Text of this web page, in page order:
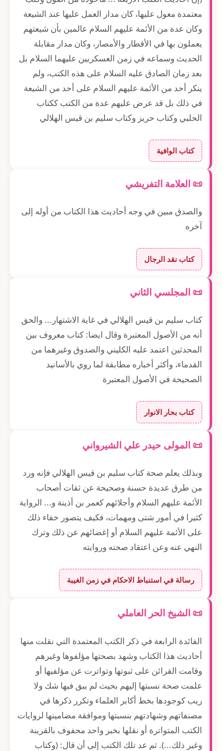
معتمدة معول عليها، كان مدار العمل عليها عند الشيعة
وكان عدة من الأئمة عليهم السلام عالمين بأن شيعتهم
يعملون بها في الأقطار والأمصار، وكان مدار مقابلة
الحديث وسماعه في زمن العسكريين عليهما السلام بل
بعد زمان الصادق عليه السلام على هذه الكتب، ولم
ينكر أحد من الأئمة عليهم السلام على أحد من الشيعة
في ذلك بل قد عرض عليهم عدة من الكتب ككتاب
الحلبي وكتاب حريز وكتاب سليم بن قيس الهلالي
كتاب الوافية
📜 العلامة التفريشي
والصدق مبين في وجه أحاديث هذا الكتاب من أوله إلى
آخره
كتاب نقد الرجال
📜 المجلسي الثاني
كتاب سليم بن قيس الهلالي في غاية الاشتهار... والحق
أنه من الأصول المعتبرة وقال ايضا: كتاب معروف بين
المحدثين اعتمد عليه الكليني والصدوق وغيرهما من
القدماء، وأكثر أخباره مطابقة لما روي بالأسانيد
الصحيحة في الأصول المعتبرة
كتاب بحار الانوار
📜 المولى حيدر علي الشيرواني
وبذلك يعلم صحة كتاب سليم بن قيس الهلالي فإنه ورد
من طرق عديدة حسنة وصحيحة عن ثقات أصحاب
الأئمة عليهم السلام وأجلائهم كعمر بن أذينة و... الرواية
كثيرا في أمور شتى ومهمات، فكيف يتصور خفاء ذلك
على الأئمة عليهم السلام أو إغضائهم عن ذلك وترك
النهي عنه وعن اعتقاد صحته وروايته
رسالة في استنباط الاحكام في زمن الغيبة
📜 الشيخ الحر العاملي
الفائدة الرابعة في ذكر الكتب المعتمدة التي نقلت منها
أحاديث هذا الكتاب وشهد بصحتها مؤلفوها وغيرهم
وقامت القرائن على ثبوتها وتواترت عن مؤلفيها أو
علمت صحة نسبتها إليهم بحيث لم يبق فيها شك ولا
ريب كوجودها بخط أكابر العلماء وتكرر ذكرها في
مصنفاتهم وشهادتهم بنسبتها وموافقة مضامينها لروايات
الكتب المتواترة أو نقلها بخبر واحد محفوف بالقرينة
وغير ذلك...). ثم عد تلك الكتب إلى أن قال: (وكتاب